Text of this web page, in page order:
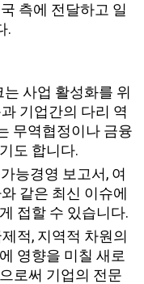
측에 전달하고 일
.
사업 활성화를 위
기업간의 다리 역
무역협정이나 금융
도 합니다.
능경영 보고서, 여
같은 최신 이슈에
접할 수 있습니다.
적, 지역적 차원의
영향을 미칠 새로
로써 기업의 전문